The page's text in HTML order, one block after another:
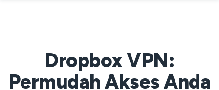
Dropbox VPN:
Permudah Akses Anda